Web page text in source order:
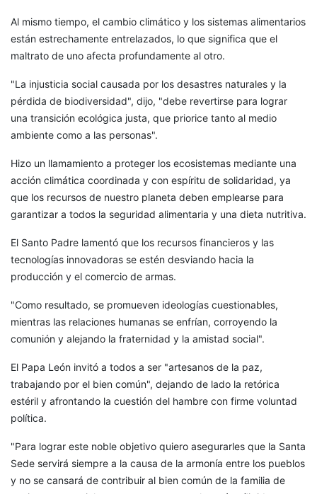
Al mismo tiempo, el cambio climático y los sistemas alimentarios
están estrechamente entrelazados, lo que significa que el
maltrato de uno afecta profundamente al otro.
"La injusticia social causada por los desastres naturales y la
pérdida de biodiversidad", dijo, "debe revertirse para lograr
una transición ecológica justa, que priorice tanto al medio
ambiente como a las personas".
Hizo un llamamiento a proteger los ecosistemas mediante una
acción climática coordinada y con espíritu de solidaridad, ya
que los recursos de nuestro planeta deben emplearse para
garantizar a todos la seguridad alimentaria y una dieta nutritiva.
El Santo Padre lamentó que los recursos financieros y las
tecnologías innovadoras se estén desviando hacia la
producción y el comercio de armas.
"Como resultado, se promueven ideologías cuestionables,
mientras las relaciones humanas se enfrían, corroyendo la
comunión y alejando la fraternidad y la amistad social".
El Papa León invitó a todos a ser "artesanos de la paz,
trabajando por el bien común", dejando de lado la retórica
estéril y afrontando la cuestión del hambre con firme voluntad
política.
"Para lograr este noble objetivo quiero asegurarles que la Santa
Sede servirá siempre a la causa de la armonía entre los pueblos
y no se cansará de contribuir al bien común de la familia de